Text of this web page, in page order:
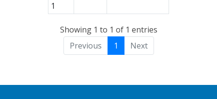
1
Showing 1 to 1 of 1 entries
Previous
1 Next